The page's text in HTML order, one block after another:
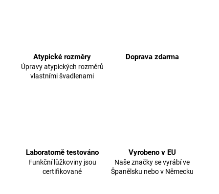
Atypické rozměry
Úpravy atypických rozměrů
vlastními švadlenami
Doprava zdarma
Laboratorně testováno
Funkční lůžkoviny jsou
certifikované
Vyrobeno v EU
Naše značky se vyrábí ve
Španělsku nebo v Německu